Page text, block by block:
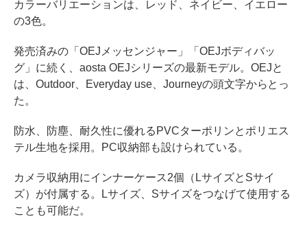
カラーバリエーションは、レッド、ネイビー、イエロー
の3色。
発売済みの「OEJメッセンジャー」「OEJボディバッ
グ」に続く、aosta OEJシリーズの最新モデル。OEJと
は、Outdoor、Everyday use、Journeyの頭文字からとっ
た。
防水、防塵、耐久性に優れるPVCターポリンとポリエス
テル生地を採用。PC収納部も設けられている。
カメラ収納用にインナーケース2個（LサイズとSサイ
ズ）が付属する。Lサイズ、Sサイズをつなげて使用する
ことも可能だ。